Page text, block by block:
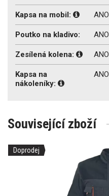
Kapsa na mobil: ANO
Poutko na kladivo: ANO
Zesílená kolena: ANO
Kapsa na
nákoleníky:
ANO
Související zboží
Doprodej